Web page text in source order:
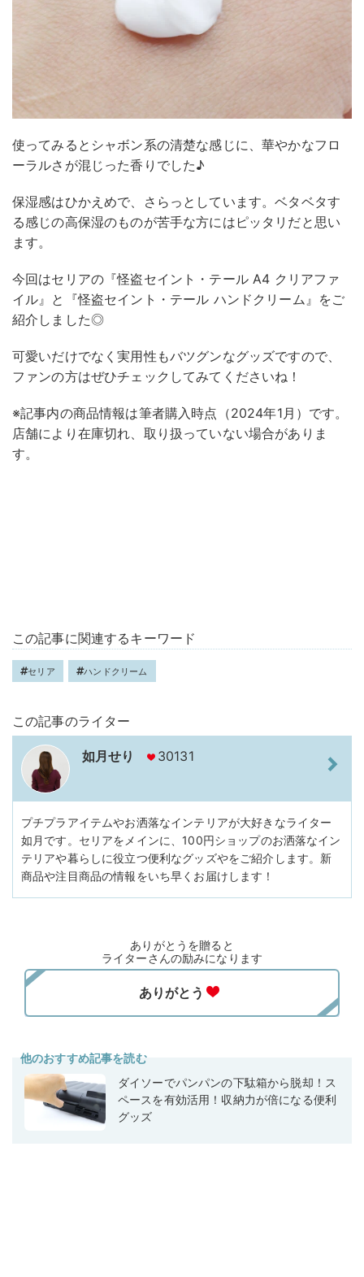
使ってみるとシャボン系の清楚な感じに、華やかなフロ
ーラルさが混じった香りでした♪
保湿感はひかえめで、さらっとしています。ベタベタす
る感じの高保湿のものが苦手な方にはピッタリだと思い
ます。
今回はセリアの『怪盗セイント・テール A4 クリアファ
イル』と『怪盗セイント・テール ハンドクリーム』をご
紹介しました◎
可愛いだけでなく実用性もバツグンなグッズですので、
ファンの方はぜひチェックしてみてくださいね！
※記事内の商品情報は筆者購入時点（2024年1月）です。
店舗により在庫切れ、取り扱っていない場合がありま
す。
この記事に関連するキーワード
セリア ハンドクリーム
この記事のライター
如月せり 30131
プチプラアイテムやお洒落なインテリアが大好きなライター
如月です。セリアをメインに、100円ショップのお洒落なイン
テリアや暮らしに役立つ便利なグッズやをご紹介します。新
商品や注目商品の情報をいち早くお届けします！
ありがとうを贈ると
ライターさんの励みになります
他のおすすめ記事を読む
ダイソーでパンパンの下駄箱から脱却！ス
ペースを有効活用！収納力が倍になる便利
グッズ